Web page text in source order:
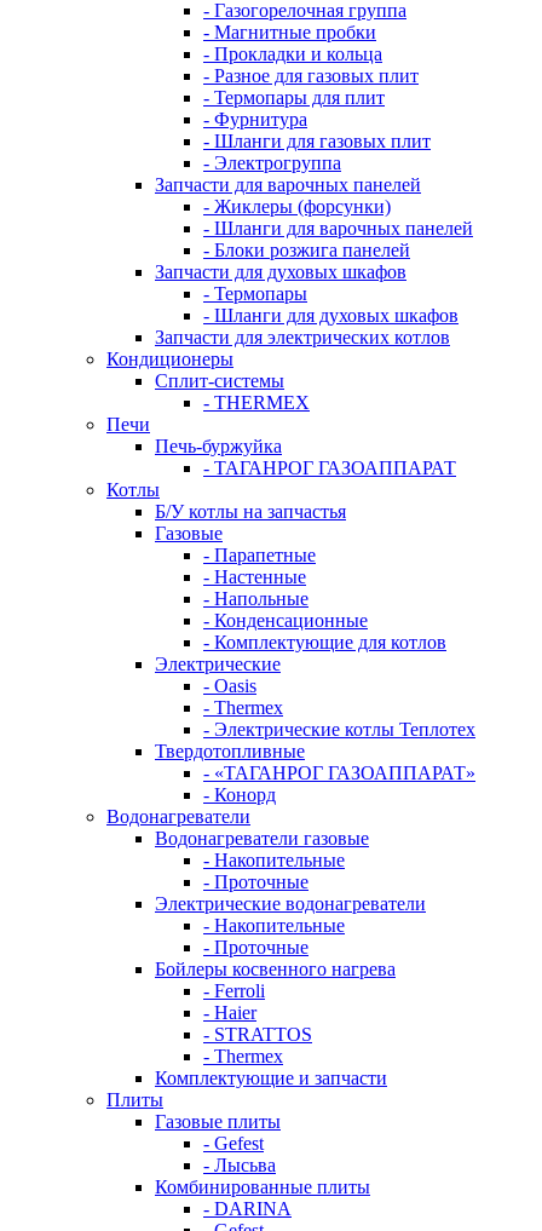
- Газогорелочная группа
- Магнитные пробки
- Прокладки и кольца
- Разное для газовых плит
- Термопары для плит
- Фурнитура
- Шланги для газовых плит
- Электрогруппа
Запчасти для варочных панелей
- Жиклеры (форсунки)
- Шланги для варочных панелей
- Блоки розжига панелей
Запчасти для духовых шкафов
- Термопары
- Шланги для духовых шкафов
Запчасти для электрических котлов
Кондиционеры
Сплит-системы
- THERMEX
Печи
Печь-буржуйка
- ТАГАНРОГ ГАЗОАППАРАТ
Котлы
Б/У котлы на запчастья
Газовые
- Парапетные
- Настенные
- Напольные
- Конденсационные
- Комплектующие для котлов
Электрические
- Oasis
- Thermex
- Электрические котлы Теплотех
Твердотопливные
- «ТАГАНРОГ ГАЗОАППАРАТ»
- Конорд
Водонагреватели
Водонагреватели газовые
- Накопительные
- Проточные
Электрические водонагреватели
- Накопительные
- Проточные
Бойлеры косвенного нагрева
- Ferroli
- Haier
- STRATTOS
- Thermex
Комплектующие и запчасти
Плиты
Газовые плиты
- Gefest
- Лысьва
Комбинированные плиты
- DARINA